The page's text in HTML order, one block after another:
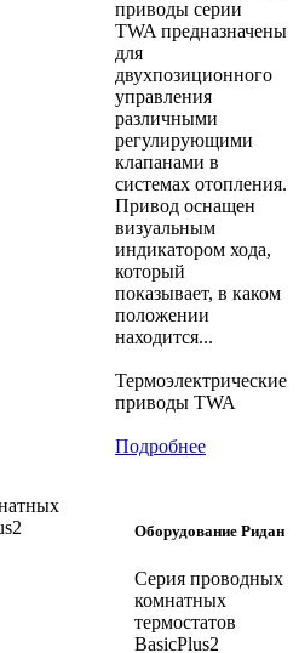
приводы серии
TWA предназначены
для
двухпозиционного
управления
различными
регулирующими
клапанами в
системах отопления.
Привод оснащен
визуальным
индикатором хода,
который
показывает, в каком
положении
находится...
Термоэлектрические
приводы TWA
Подробнее
Оборудование Ридан
Серия проводных
комнатных
термостатов
BasicPlus2